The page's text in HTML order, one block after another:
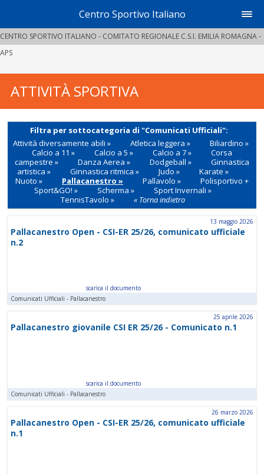
Centro Sportivo Italiano
CENTRO SPORTIVO ITALIANO - COMITATO REGIONALE C.S.I. EMILIA ROMAGNA -
APS
ATTIVITÀ SPORTIVA
Filtra per sottocategoria di "Comunicati Ufficiali":
Attività diversamente abili »
Atletica leggera »
Biliardino »
Calcio a 11 »
Calcio a 5 » Calcio a 7 »
Corsa
campestre »
Danza Aerea » Dodgeball »
Ginnastica
artistica »
Ginnastica ritmica » Judo »
Karate »
Nuoto »
Pallacanestro » Pallavolo »
Polisportivo +
Sport&GO! »
Scherma »
Sport Invernali »
TennisTavolo »
« Torna indietro
13 maggio 2026
Pallacanestro Open - CSI-ER 25/26, comunicato ufficiale
n.2
scarica il documento
Comunicati Ufficiali - Pallacanestro
25 aprile 2026
Pallacanestro giovanile CSI ER 25/26 - Comunicato n.1
scarica il documento
Comunicati Ufficiali - Pallacanestro
26 marzo 2026
Pallacanestro Open - CSI-ER 25/26, comunicato ufficiale
n.1